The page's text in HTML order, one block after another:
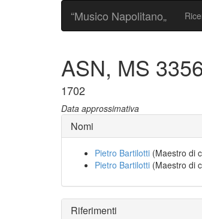
“Musico Napolitano„
ASN, MS
1702
Data approssimativa
Nomi
Pietro Bartilotti (Maestro di
Pietro Bartilotti (Maestro di
Riferimenti